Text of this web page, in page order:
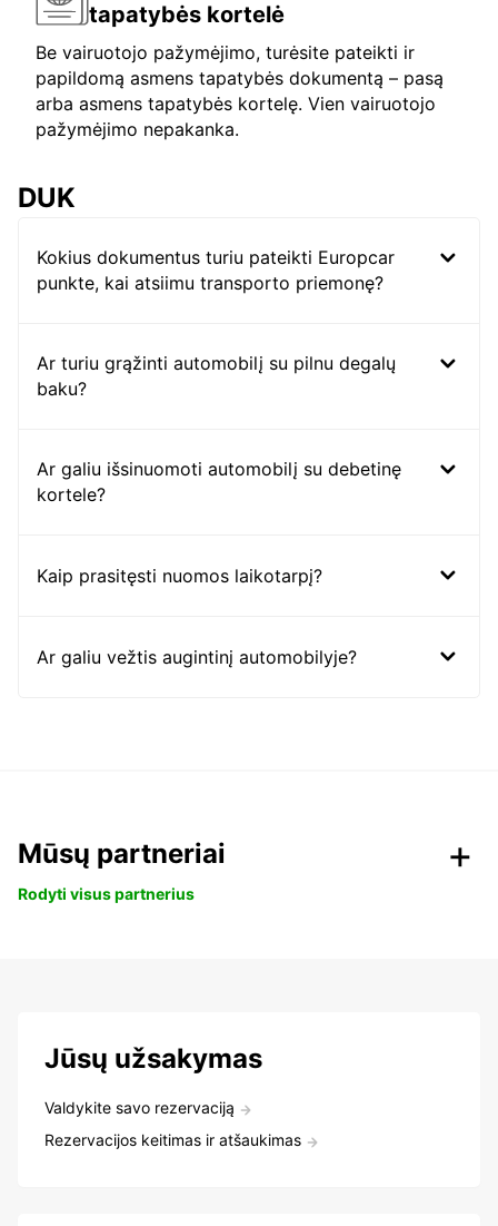
tapatybės kortelė
Be vairuotojo pažymėjimo, turėsite pateikti ir
papildomą asmens tapatybės dokumentą – pasą
arba asmens tapatybės kortelę. Vien vairuotojo
pažymėjimo nepakanka.
DUK
Kokius dokumentus turiu pateikti Europcar
punkte, kai atsiimu transporto priemonę?
Ar turiu grąžinti automobilį su pilnu degalų
baku?
Ar galiu išsinuomoti automobilį su debetinę
kortele?
Kaip prasitęsti nuomos laikotarpį?
Ar galiu vežtis augintinį automobilyje?
Mūsų partneriai
Rodyti visus partnerius
Jūsų užsakymas
Valdykite savo rezervaciją
Rezervacijos keitimas ir atšaukimas